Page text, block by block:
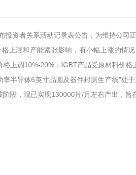
投资者关系活动记录表公告，为维持公司
上涨和产能紧张影响，有小幅上涨的情
上调10%-20%；IGBT产品受原材料价
率半导体6英寸晶圆及器件封测生产线”处
阶段，现已实现130000片/月左右产出，旨